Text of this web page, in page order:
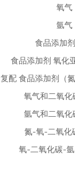
氧气
氩气
食品添加
食品添加剂 氧化
复配 食品添加剂（
氧气和二氧
氩气和二氧
氮-氧-二氧化
氧-二氧化碳-